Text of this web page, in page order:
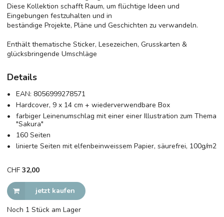
Diese Kollektion schafft Raum, um flüchtige Ideen und
Eingebungen festzuhalten und in
beständige Projekte, Pläne und Geschichten zu verwandeln.
Enthält thematische Sticker, Lesezeichen, Grusskarten &
glücksbringende Umschläge
Details
EAN: 8056999278571
Hardcover, 9 x 14 cm + wiederverwendbare Box
farbiger Leinenumschlag mit einer einer Illustration zum Thema
"Sakura"
160 Seiten
linierte Seiten mit elfenbeinweissem Papier, säurefrei, 100g/m2
CHF 32,00
jetzt kaufen
Noch 1 Stück am Lager